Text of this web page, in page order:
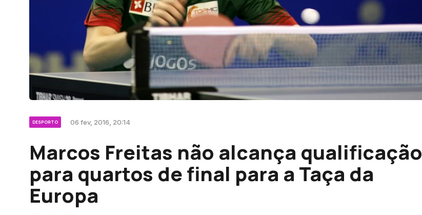
DESPORTO 06 fev, 2016, 20:14
Marcos Freitas não alcança qualificação
para quartos de final para a Taça da
Europa